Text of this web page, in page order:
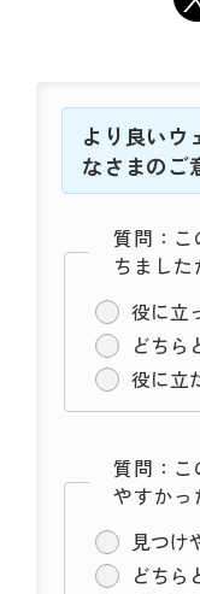
より良いウ
なさまのご
質問：こ
ちました
役に立
どちら
役に立
質問：こ
やすかっ
見つけ
どちら